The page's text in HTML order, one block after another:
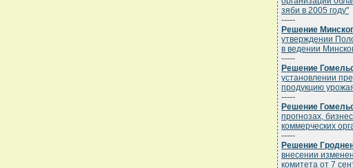
зяби в 2005 году"
-----
Решение
утверждении
в ведении
-----
Решение
установлении
продукцию
-----
Решение
прогнозах,
коммерческих
-----
Решение
внесении
комитета от 7